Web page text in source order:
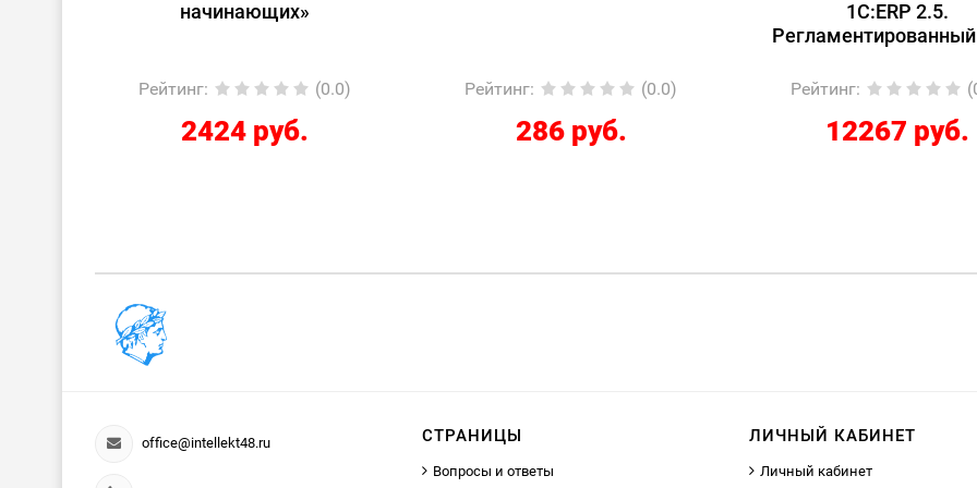
начинающих»
Рейтинг: (0.0)
2424 руб.
Рейтинг: (0.0)
286 руб.
1С:ERP 2.5.
Регламентированный
Рейтинг:
12267 руб.
office@intellekt48.ru СТРАНИЦЫ
Вопросы и ответы
ЛИЧНЫЙ КАБИНЕТ
Личный кабинет